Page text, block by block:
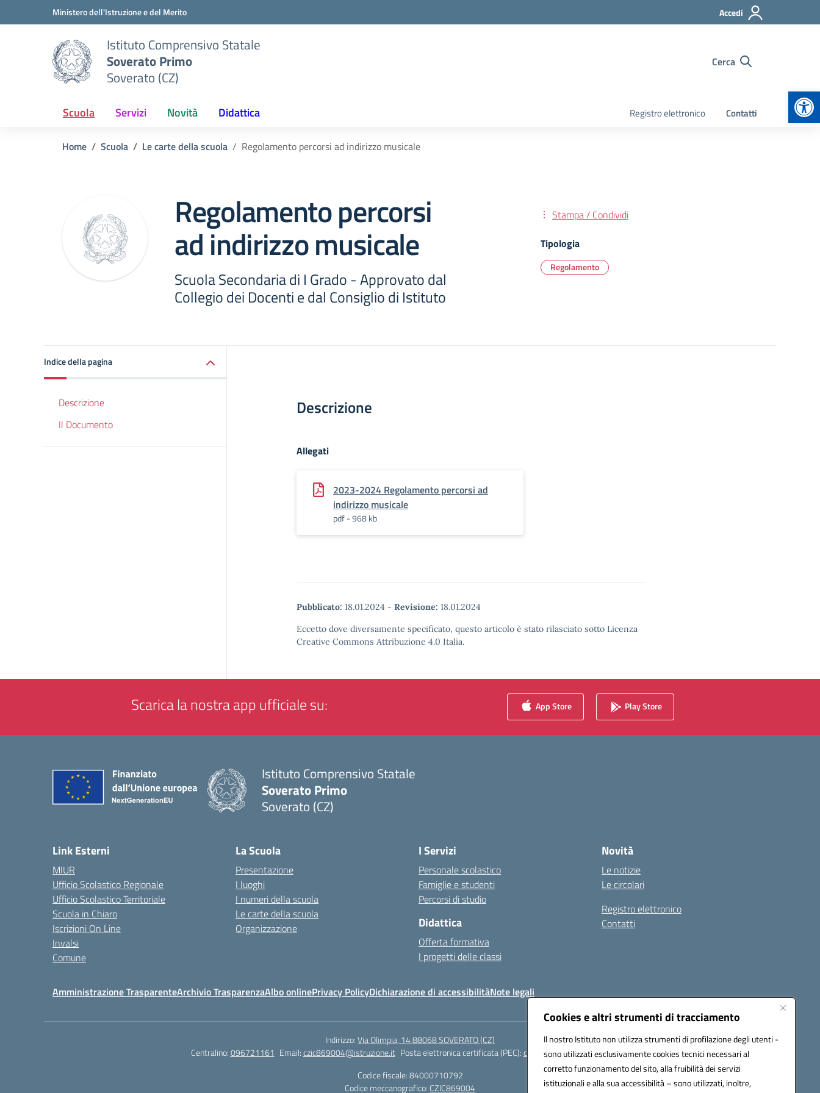
Cookies e altri strumenti di tracciamento
Il nostro Istituto non utilizza strumenti di profilazione degli utenti -
sono utilizzati esclusivamente cookies tecnici necessari al
corretto funzionamento del sito, alla fruibilità dei servizi
istituzionali e alla sua accessibilità – sono utilizzati, inoltre,
Vai ai contenuti
Vai al menu di navigazioneMinistero dell'Istruzione e del Merito Accedi
Istituto Comprensivo Statale
Soverato Primo
Soverato (CZ)
Cerca
Scuola Servizi Novità Didattica Registro elettronico Contatti
Home Scuola Le carte della scuola Regolamento percorsi ad indirizzo musicale
Regolamento percorsi
ad indirizzo musicale
Scuola Secondaria di I Grado - Approvato dal
Collegio dei Docenti e dal Consiglio di Istituto
Stampa / Condividi
Tipologia
Regolamento
Indice della pagina
Descrizione
Il Documento
Descrizione
Allegati
2023-2024 Regolamento percorsi ad
indirizzo musicale
pdf - 968 kb
Pubblicato: 18.01.2024 - Revisione: 18.01.2024
Eccetto dove diversamente specificato, questo articolo è stato rilasciato sotto Licenza
Creative Commons Attribuzione 4.0 Italia.
Scarica la nostra app ufficiale su: App Store Play Store
Istituto Comprensivo Statale
Soverato Primo
Soverato (CZ)
Link Esterni
MIUR
Ufficio Scolastico Regionale
Ufficio Scolastico Territoriale
Scuola in Chiaro
Iscrizioni On Line
Invalsi
Comune
La Scuola
Presentazione
I luoghi
I numeri della scuola
Le carte della scuola
Organizzazione
I Servizi
Personale scolastico
Famiglie e studenti
Percorsi di studio
Didattica
Offerta formativa
I progetti delle classi
Novità
Le notizie
Le circolari
Registro elettronico
Contatti
Amministrazione TrasparenteArchivio TrasparenzaAlbo onlinePrivacy PolicyDichiarazione di accessibilitàNote legali
Indirizzo:Via Olimpia, 14 88068 SOVERATO (CZ)
Centralino:096721161 Email:czic869004@istruzione.it Posta elettronica certificata (PEC):czic869004@pec.istruzione.it
Codice fiscale: 84000710792
Codice meccanografico: CZIC869004